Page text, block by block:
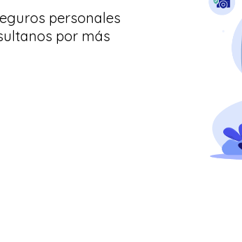
personales
por más